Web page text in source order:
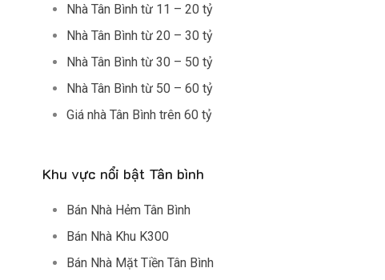
Nhà Tân Bình từ 11 – 20 tỷ
Nhà Tân Bình từ 20 – 30 tỷ
Nhà Tân Bình từ 30 – 50 tỷ
Nhà Tân Bình từ 50 – 60 tỷ
Giá nhà Tân Bình trên 60 tỷ
Khu vực nổi bật Tân bình
Bán Nhà Hẻm Tân Bình
Bán Nhà Khu K300
Bán Nhà Mặt Tiền Tân Bình